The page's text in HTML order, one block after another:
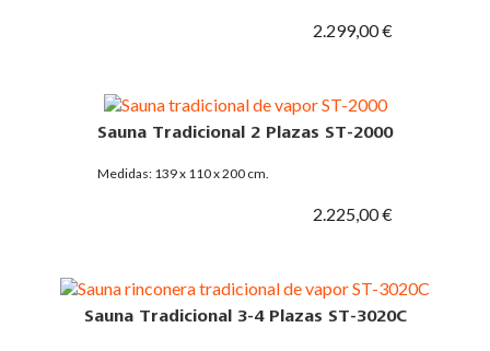
2.299,00 €
Sauna Tradicional 2 Plazas ST-2000
Medidas: 139 x 110 x 200 cm.
2.225,00 €
Sauna Tradicional 3-4 Plazas ST-3020C